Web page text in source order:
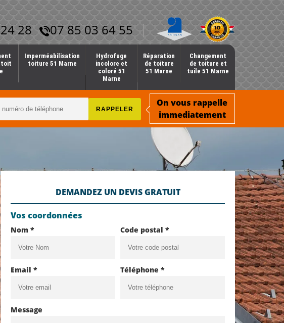
28 07 85 03 64 55
toit
Imperméabilisation
toiture 51 Marne
Hydrofuge
incolore et
coloré 51
Marne
Réparation
de toiture
51 Marne
Changement
de toiture et
tuile 51 Marne
On vous rappelle
immediatement
DEMANDEZ UN DEVIS GRATUIT
Vos coordonnées
Nom * Code postal *
Email * Téléphone *
Message